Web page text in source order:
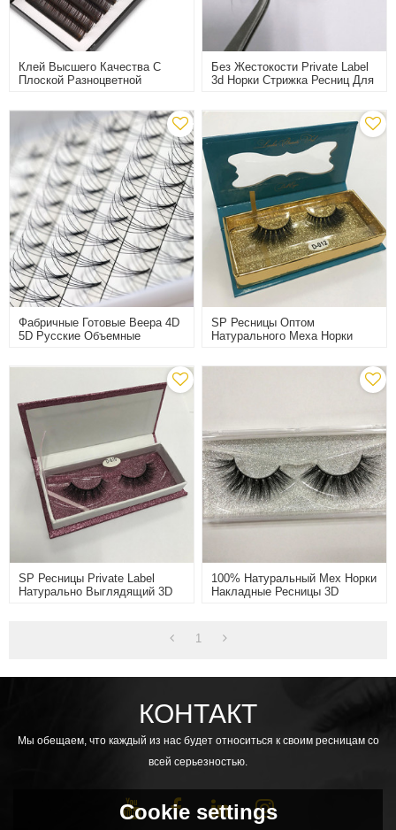
Клей Высшего Качества С
Плоской Разноцветной
Без Жестокости Private Label
3d Норки Стрижка Ресниц Для
Фабричные Готовые Веера 4D
5D Русские Объемные
SP Ресницы Оптом
Натурального Меха Норки
SP Ресницы Private Label
Натурально Выглядящий 3D
100% Натуральный Мех Норки
Накладные Ресницы 3D
1
КОНТАКТ
Мы обещаем, что каждый из нас будет относиться к своим ресницам со
всей серьезностью.
Cookie settings